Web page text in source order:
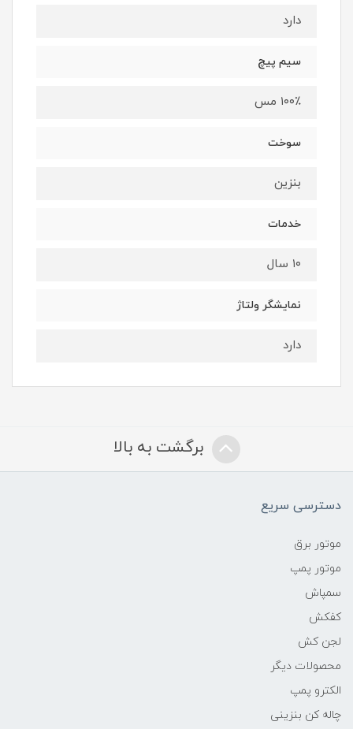
دارد
سیم پیچ
۱۰۰٪ مس
سوخت
بنزین
خدمات
۱۰ سال
نمایشگر ولتاژ
دارد
برگشت به بالا
دسترسی سریع
موتور برق
موتور پمپ
سمپاش
کفکش
لجن کش
محصولات دیگر
الکترو پمپ
چاله کن بنزینی